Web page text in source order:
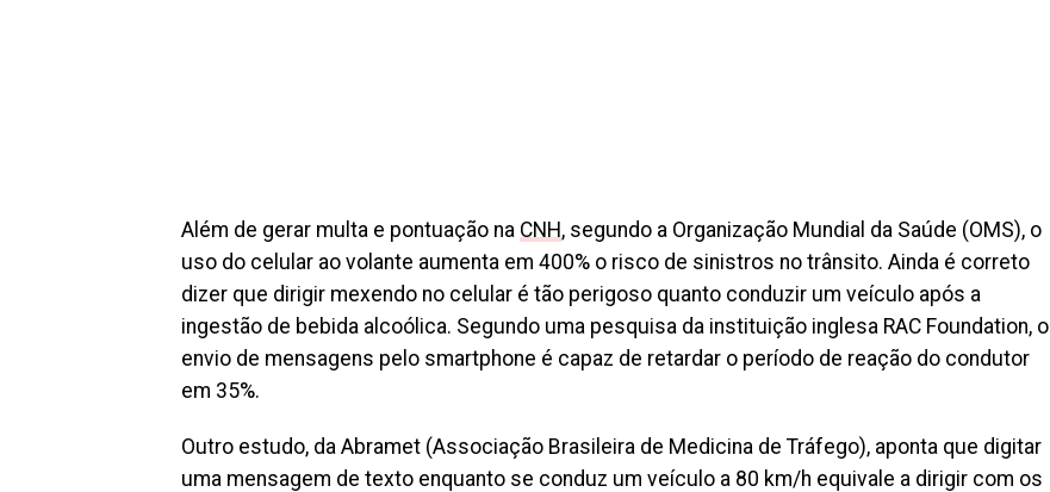
Além de gerar multa e pontuação na CNH, segundo a Organização Mundial da Saúde (OMS), o
uso do celular ao volante aumenta em 400% o risco de sinistros no trânsito. Ainda é correto
dizer que dirigir mexendo no celular é tão perigoso quanto conduzir um veículo após a
ingestão de bebida alcoólica. Segundo uma pesquisa da instituição inglesa RAC Foundation, o
envio de mensagens pelo smartphone é capaz de retardar o período de reação do condutor
em 35%.
Outro estudo, da Abramet (Associação Brasileira de Medicina de Tráfego), aponta que digitar
uma mensagem de texto enquanto se conduz um veículo a 80 km/h equivale a dirigir com os